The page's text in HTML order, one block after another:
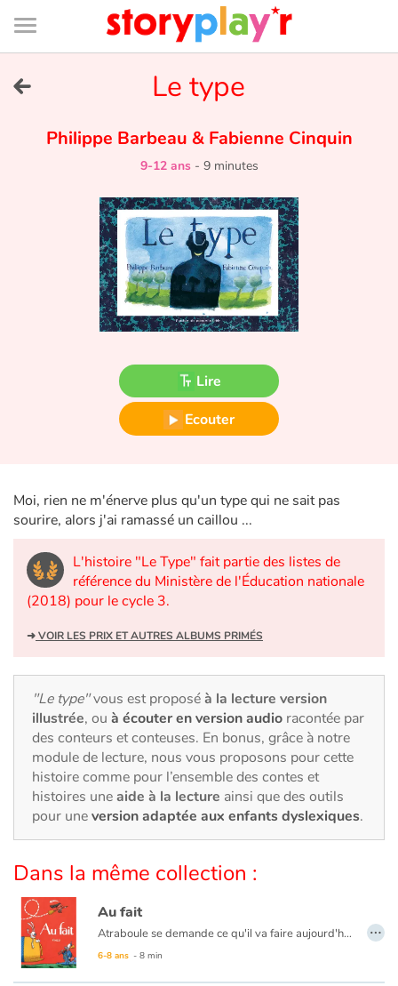
Connexion
Bibliothèque
de
page
Tester gratuitement
Bibliothèque
Contes d'ici et d'ailleurs
Fable, mythe, littérature et poésie
Ogres, monstres et sorcières
Écologie, nature, saisons
Les animaux
Voyage, épopée, enquête, aventure
Autour du monde
Apprentissage
Art, espace, activité
Documentaires
En famille
Quotidien et loisirs
À l'école
Le type
Philippe Barbeau &Fabienne Cinquin
9-12 ans- 9 minutes
Lire
Ecouter
Moi, rien ne m'énerve plus qu'un type qui ne sait pas
sourire, alors j'ai ramassé un caillou ...
L'histoire "Le Type" fait partie des listes de
référence du Ministère de l'Éducation nationale
(2018) pour le cycle 3.
➜VOIR LES PRIX ET AUTRES ALBUMS PRIMÉS
"Le type"vous est proposéà la lecture version
illustrée, ou à écouter en version audio racontée par
des conteurs et conteuses. En bonus, grâce à notre
module de lecture, nous vous proposons pour cette
histoire comme pour l’ensemble des contes et
histoires uneaide à la lecture ainsi que des outils
pour uneversion adaptée aux enfants dyslexiques.
Dans la même collection :
Au fait
Atraboule se demande ce qu'il va faire aujourd'hui. Déjeuner chez sa cousine Louise ? Aller chez le dentiste ? Passer au bureau ? Repasser à la maison ? Non, rien de tout ça. Il ira chasser l'ours.
6-8 ans - 8 min
…